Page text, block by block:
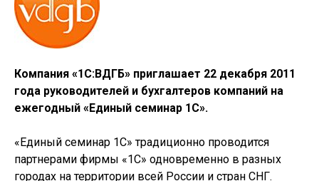
Компания «1С:ВДГБ» приглашает 22 декабря 2011
года руководителей и бухгалтеров компаний на
ежегодный «Единый семинар 1С».
«Единый семинар 1С» традиционно проводится
партнерами фирмы «1С» одновременно в разных
городах на территории всей России и стран СНГ.